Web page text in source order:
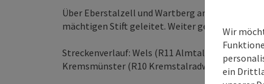
Über Eberstalzell und Wartberg an der Krems
mächtigen Stift geleitet. Weiter geht es nach
Streckenverlauf: Wels (R11 Almtalradweg) –
Kremsmünster (R10 Kremstalradweg) – Rohr –
Wir
ein